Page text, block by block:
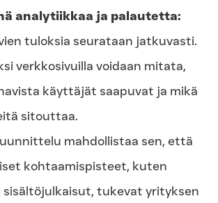
analytiikkaa ja palautetta:
tuloksia seurataan jatkuvasti.
verkkosivuilla voidaan mitata,
käyttäjät saapuvat ja mikä
sitouttaa.
mahdollistaa sen, että
kohtaamispisteet, kuten
sisältöjulkaisut, tukevat yrityksen